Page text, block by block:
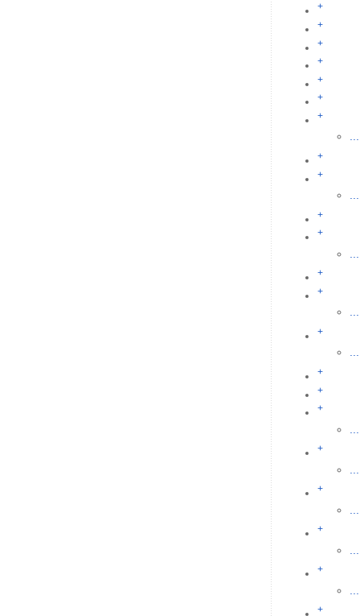
+
+
+
+
+
+
+
...
+
+
+
+
+
+
...
+
...
+
+
+
+
+
+
+
+